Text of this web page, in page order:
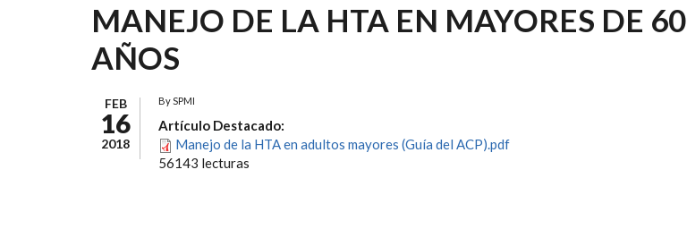
MANEJO DE LA HTA EN MAYORES DE 60
AÑOS
FEB
16
2018
BySPMI
Artículo Destacado:
Manejo de la HTA en adultos mayores (Guía del ACP).pdf
56143 lecturas